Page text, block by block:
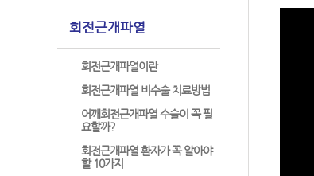
회전근개파열
회전근개파열이란
회전근개파열 비수술 치료방법
어깨회전근개파열 수술이 꼭 필
요할까?
회전근개파열 환자가 꼭 알아야
할 10가지